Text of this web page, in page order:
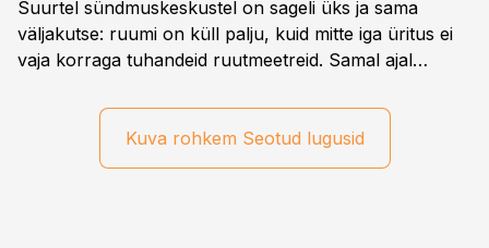
Suurtel sündmuskeskustel on sageli üks ja sama
väljakutse: ruumi on küll palju, kuid mitte iga üritus ei
vaja korraga tuhandeid ruutmeetreid. Samal ajal
paindlikkust – võimalust ühendada konverents, gala,
töötoad, meelelahutus ja võrgustumine tervikuks, ilma
et peaks kasutama mitut erinevat asukohta. T1
Kuva rohkem Seotud lugusid